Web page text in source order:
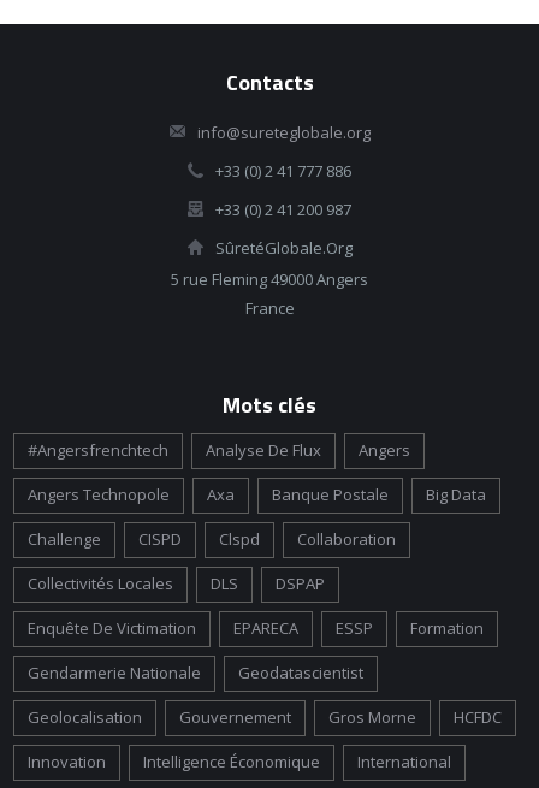
Contacts
info@sureteglobale.org
+33 (0) 2 41 777 886
+33 (0) 2 41 200 987
SûretéGlobale.Org
5 rue Fleming 49000 Angers
France
Mots clés
#angersfrenchtech Analyse De Flux Angers
Angers Technopole Axa Banque Postale Big Data
Challenge CISPD Clspd Collaboration
Collectivités Locales DLS DSPAP
Enquête De Victimation EPARECA ESSP Formation
Gendarmerie Nationale Geodatascientist
Geolocalisation Gouvernement Gros Morne HCFDC
Innovation Intelligence Économique International